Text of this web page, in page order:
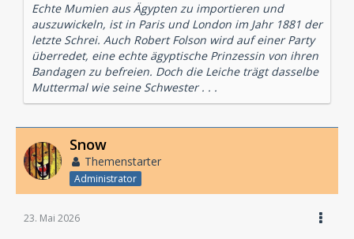
Echte Mumien aus Ägypten zu importieren und
auszuwickeln, ist in Paris und London im Jahr 1881 der
letzte Schrei. Auch Robert Folson wird auf einer Party
überredet, eine echte ägyptische Prinzessin von ihren
Bandagen zu befreien. Doch die Leiche trägt dasselbe
Muttermal wie seine Schwester . . .
Snow
Themenstarter
Administrator
23. Mai 2026